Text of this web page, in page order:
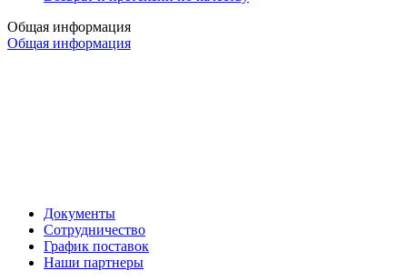
Общая информация
Общая информация
Документы
Сотрудничество
График поставок
Наши партнеры